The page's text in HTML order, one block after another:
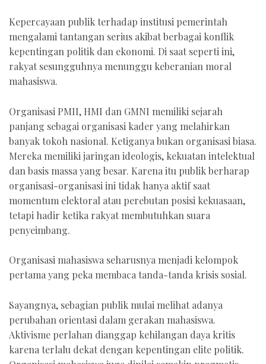
Kepercayaan publik terhadap institusi pemerintah
mengalami tantangan serius akibat berbagai konflik
kepentingan politik dan ekonomi. Di saat seperti ini,
rakyat sesungguhnya menunggu keberanian moral
mahasiswa.
Organisasi PMII, HMI dan GMNI memiliki sejarah
panjang sebagai organisasi kader yang melahirkan
banyak tokoh nasional. Ketiganya bukan organisasi biasa.
Mereka memiliki jaringan ideologis, kekuatan intelektual
dan basis massa yang besar. Karena itu publik berharap
organisasi-organisasi ini tidak hanya aktif saat
momentum elektoral atau perebutan posisi kekuasaan,
tetapi hadir ketika rakyat membutuhkan suara
penyeimbang.
Organisasi mahasiswa seharusnya menjadi kelompok
pertama yang peka membaca tanda-tanda krisis sosial.
Sayangnya, sebagian publik mulai melihat adanya
perubahan orientasi dalam gerakan mahasiswa.
Aktivisme perlahan dianggap kehilangan daya kritis
karena terlalu dekat dengan kepentingan elite politik.